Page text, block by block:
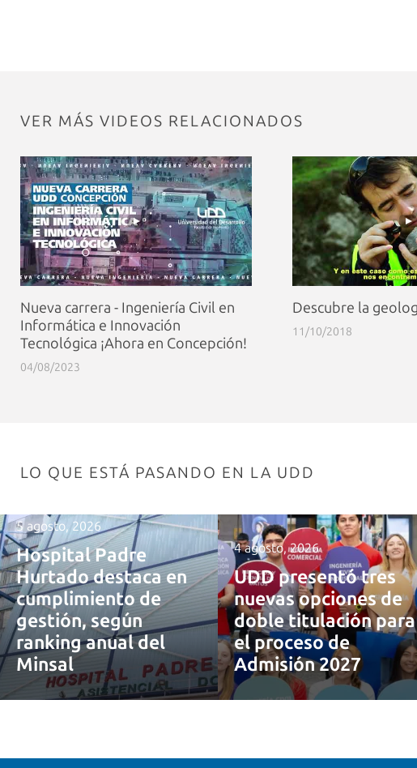
VER MÁS VIDEOS RELACIONADOS
Nueva carrera - Ingeniería Civil en
Informática e Innovación
Tecnológica ¡Ahora en Concepción!
04/08/2023
Descubre la
11/10/2018
LO QUE ESTÁ PASANDO EN LA UDD
5 agosto, 2026
Hospital Padre
Hurtado destaca en
cumplimiento de
gestión, según
ranking anual del
Minsal
4 agosto, 2026
UDD presentó tres
nuevas opciones de
doble titulación para
el proceso de
Admisión 2027